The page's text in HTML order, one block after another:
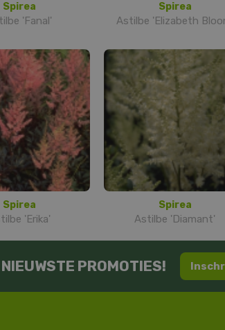
Spirea
'Fanal'
Spirea
Astilbe 'Elizabeth
Spirea
'Erika'
Spirea
Astilbe 'Diamant'
PROMOTIES!